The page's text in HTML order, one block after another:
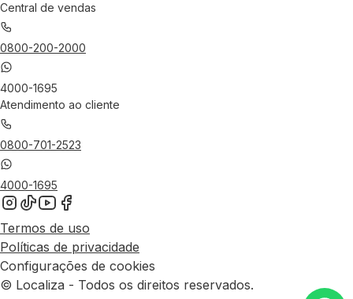
Central de vendas
0800-200-2000
4000-1695
Atendimento ao cliente
0800-701-2523
4000-1695
Termos de uso
Políticas de privacidade
Configurações de cookies
© Localiza - Todos os direitos reservados.